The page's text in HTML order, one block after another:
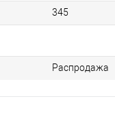
345
Распродажа